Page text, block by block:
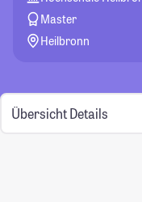
Master
Heilbronn
Übersicht Details